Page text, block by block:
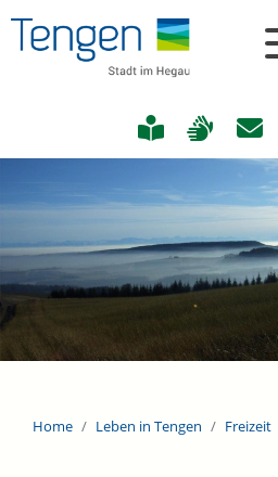
Home Leben in Tengen Freizeit